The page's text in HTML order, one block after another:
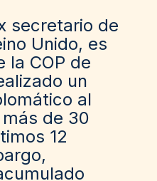
secretario de
Unido, es
la COP de
un
al
de 30
12